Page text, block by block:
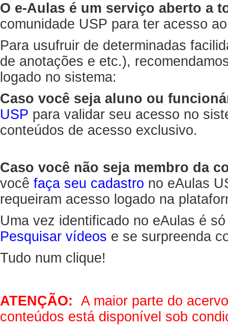
O e-Aulas é um serviço aberto a
comunidade USP para ter acesso
Para usufruir de determinadas
de anotações e etc.),
logado no sistema:
Caso você seja aluno ou
USP para validar seu acesso no
conteúdos de acesso exclusivo.
Caso você não seja membro da
você faça seu cadastro no eAulas
requeiram acesso logado na
Uma vez identificado no eAulas é
Pesquisar vídeos e se surpreenda
Tudo num clique!
ATENÇÃO: A maior parte do
conteúdos está disponível sob